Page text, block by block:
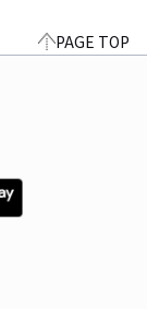
PAGE TOP